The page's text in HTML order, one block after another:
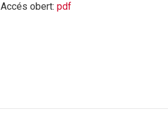
Accés obert: pdf